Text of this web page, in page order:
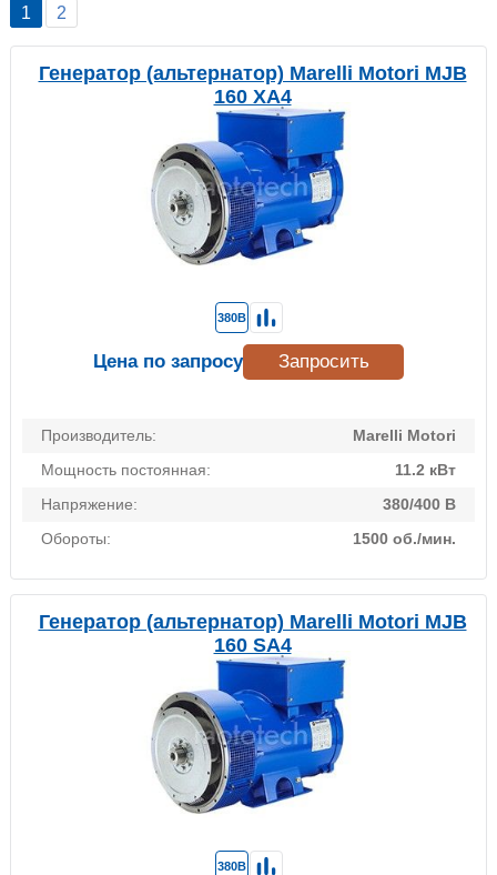
1 2
Генератор (альтернатор) Marelli Motori MJB
160 XA4
Производитель:
Marelli Motori
Мощность постоянная:
11.2 кВт
Напряжение:
380/400 В
Обороты:
1500 об./мин.
380В
Цена по запросу Запросить
Генератор (альтернатор) Marelli Motori MJB
160 SA4
380В